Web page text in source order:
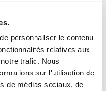
personnaliser le contenu
relatives aux
trafic. Nous
sur l'utilisation de
de médias sociaux, de
progrès.
traite les